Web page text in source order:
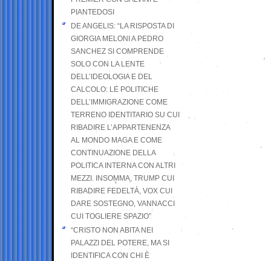
PIANTEDOSI
DE ANGELIS: “LA RISPOSTA DI
GIORGIA MELONI A PEDRO
SANCHEZ SI COMPRENDE
SOLO CON LA LENTE
DELL’IDEOLOGIA E DEL
CALCOLO: LE POLITICHE
DELL’IMMIGRAZIONE COME
TERRENO IDENTITARIO SU CUI
RIBADIRE L’APPARTENENZA
AL MONDO MAGA E COME
CONTINUAZIONE DELLA
POLITICA INTERNA CON ALTRI
MEZZI. INSOMMA, TRUMP CUI
RIBADIRE FEDELTÀ, VOX CUI
DARE SOSTEGNO, VANNACCI
CUI TOGLIERE SPAZIO”
“CRISTO NON ABITA NEI
PALAZZI DEL POTERE, MA SI
IDENTIFICA CON CHI È